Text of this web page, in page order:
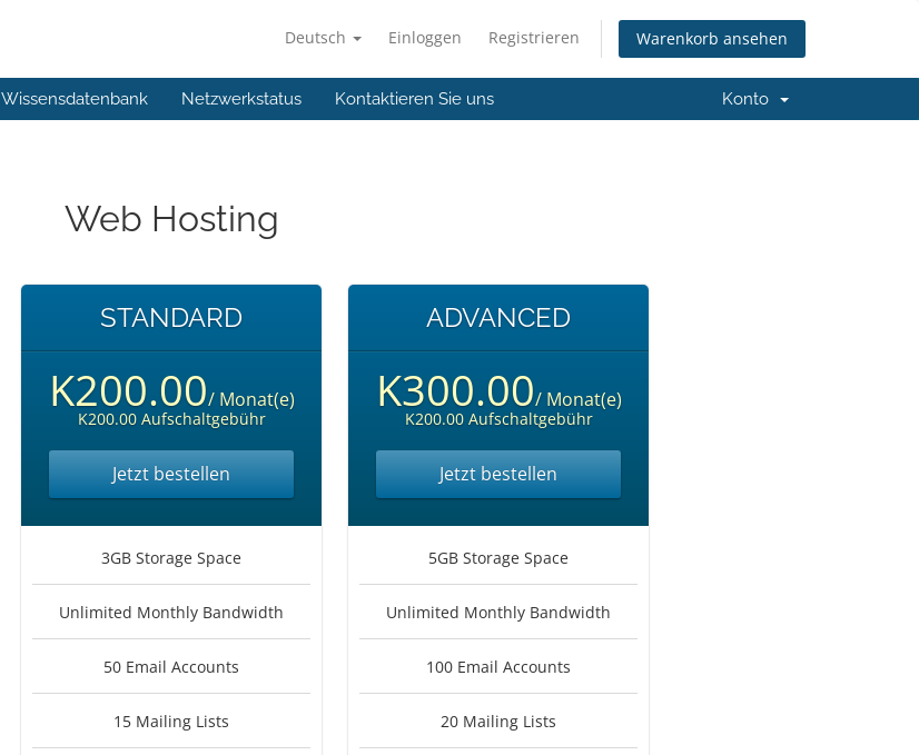
Deutsch Einloggen Registrieren Warenkorb ansehen
Wissensdatenbank Netzwerkstatus Kontaktieren Sie uns Konto
Web Hosting
STANDARD
K200.00/ Monat(e)
K200.00 Aufschaltgebühr
Jetzt bestellen
3GB Storage Space
Unlimited Monthly Bandwidth
50 Email Accounts
15 Mailing Lists
ADVANCED
K300.00/ Monat(e)
K200.00 Aufschaltgebühr
Jetzt bestellen
5GB Storage Space
Unlimited Monthly Bandwidth
100 Email Accounts
20 Mailing Lists